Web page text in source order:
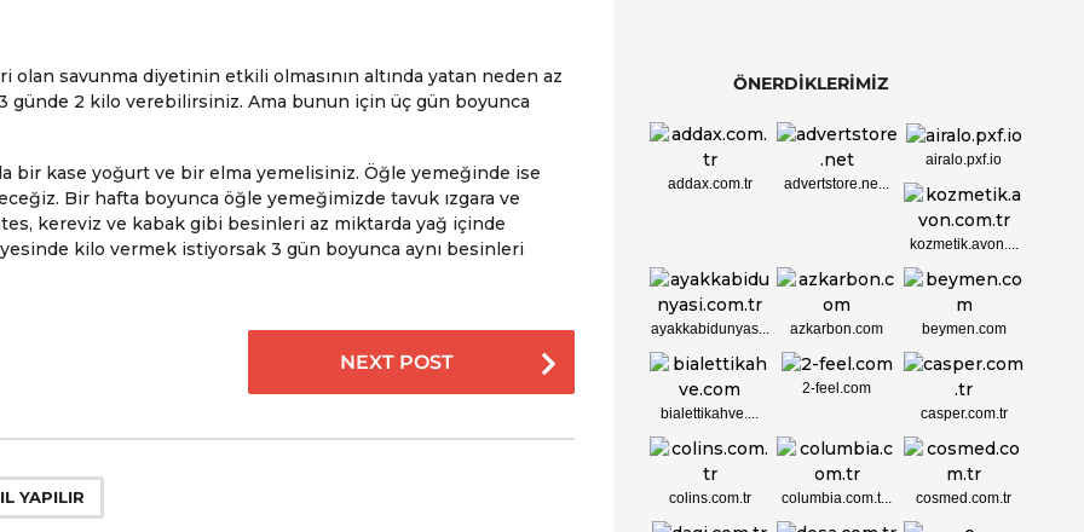
olan savunma diyetinin etkili olmasının altında yatan neden az
günde 2 kilo verebilirsiniz. Ama bunun için üç gün boyunca
bir kase yoğurt ve bir elma yemelisiniz. Öğle yemeğinde ise
Bir hafta boyunca öğle yemeğimizde tavuk ızgara ve
kereviz ve kabak gibi besinleri az miktarda yağ içinde
kilo vermek istiyorsak 3 gün boyunca aynı besinleri
NEXT POST
YAPILIR
ÖNERDİKLERİMİZ
addax.com.tr advertstore.ne...
airalo.pxf.io
kozmetik.avon....
ayakkabidunyas... azkarbon.com beymen.com
bialettikahve....
2-feel.com
casper.com.tr
colins.com.tr columbia.com.t... cosmed.com.tr